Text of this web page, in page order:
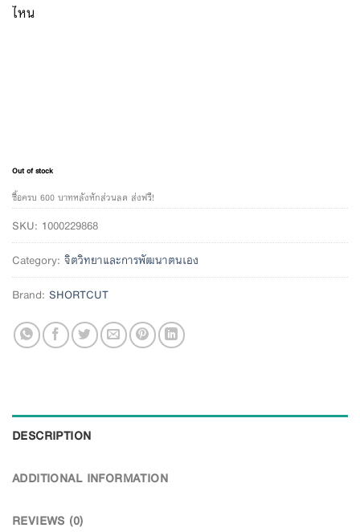
ไหน
Out of stock
ซื้อครบ 600 บาทหลังหักส่วนลด ส่งฟรี!
SKU: 1000229868
Category: จิตวิทยาและการพัฒนาตนเอง
Brand: SHORTCUT
DESCRIPTION
ADDITIONAL INFORMATION
REVIEWS (0)